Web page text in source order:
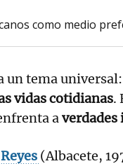
como medio
un tema
vidas cotidianas.
averdades
(Albacete,